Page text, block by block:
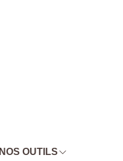
NOS OUTILS